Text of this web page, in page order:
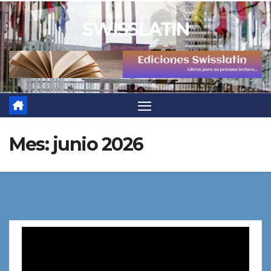
Saltar
al
contenido
SWISSLATIN
Mes: junio 2026